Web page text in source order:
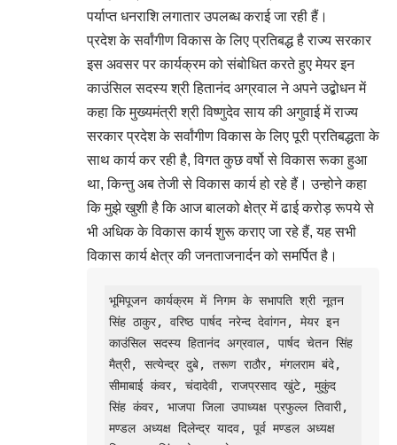
पर्याप्त धनराशि लगातार उपलब्ध कराई जा रही हैं।
प्रदेश के सर्वांगीण विकास के लिए प्रतिबद्ध है राज्य सरकार
इस अवसर पर कार्यक्रम को संबोधित करते हुए मेयर इन
काउंसिल सदस्य श्री हितानंद अग्रवाल ने अपने उद्बोधन में
कहा कि मुख्यमंत्री श्री विष्णुदेव साय की अगुवाई में राज्य
सरकार प्रदेश के सर्वांगीण विकास के लिए पूरी प्रतिबद्धता के
साथ कार्य कर रही है, विगत कुछ वर्षो से विकास रूका हुआ
था, किन्तु अब तेजी से विकास कार्य हो रहे हैं। उन्होने कहा
कि मुझे खुशी है कि आज बालको क्षेत्र में ढाई करोड़ रूपये से
भी अधिक के विकास कार्य शुरू कराए जा रहे हैं, यह सभी
विकास कार्य क्षेत्र की जनताजनार्दन को समर्पित है।
भूमिपूजन कार्यक्रम में निगम के सभापति श्री नूतन
सिंह ठाकुर, वरिष्ठ पार्षद नरेन्द देवांगन, मेयर इन
काउंसिल सदस्य हितानंद अग्रवाल, पार्षद चेतन सिंह
मैत्री, सत्येन्द्र दुबे, तरूण राठौर, मंगलराम बंदे,
सीमाबाई कंवर, चंदादेवी, राजप्रसाद खुंटे, मुकुंद
सिंह कंवर, भाजपा जिला उपाध्यक्ष प्रफुल्ल तिवारी,
मण्डल अध्यक्ष दिलेन्द्र यादव, पूर्व मण्डल अध्यक्ष